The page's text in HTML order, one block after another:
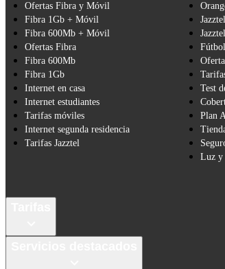
Ofertas Fibra y Móvil
Fibra 1Gb + Móvil
Fibra 600Mb + Móvil
Ofertas Fibra
Fibra 600Mb
Fibra 1Gb
Internet en casa
Internet estudiantes
Tarifas móviles
Internet segunda residencia
Tarifas Jazztel
Test
Plan
Luz y